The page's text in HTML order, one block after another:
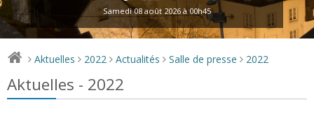
Samedi 08 août 2026 à 00h45
> Aktuelles > 2022 > Actualités > Salle de presse > 2022
Aktuelles - 2022